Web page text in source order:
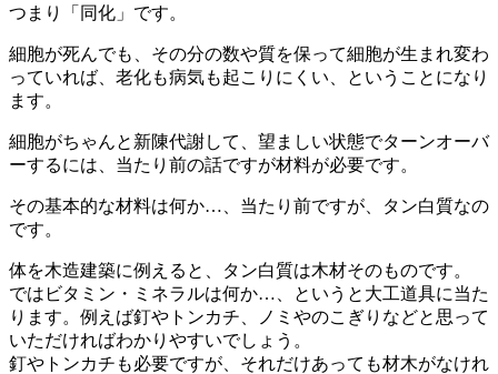
つまり「 同化 」です。
細胞が死んでも、その分の数や質を保って細胞が生まれ変わ
っていれば、老化も病気も起こりにくい、ということになり
ます。
細胞がちゃんと新陳代謝して、望ましい状態でターンオーバ
ーするには、当たり前の話ですが材料が必要です。
その基本的な材料は何か…、当たり前ですが、 タン白質なの
です。
体を木造建築に例えると、タン白質は木材そのものです。
ではビタミン・ミネラルは何か…、というと大工道具に当た
ります。例えば釘やトンカチ、ノミやのこぎりなどと思って
いただければわかりやすいでしょう。
釘やトンカチも必要ですが、それだけあっても材木がなけれ